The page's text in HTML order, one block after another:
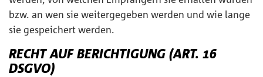
bzw. an wen sie weitergegeben werden und wie lange
sie gespeichert werden.
RECHT AUF BERICHTIGUNG (ART. 16
DSGVO)